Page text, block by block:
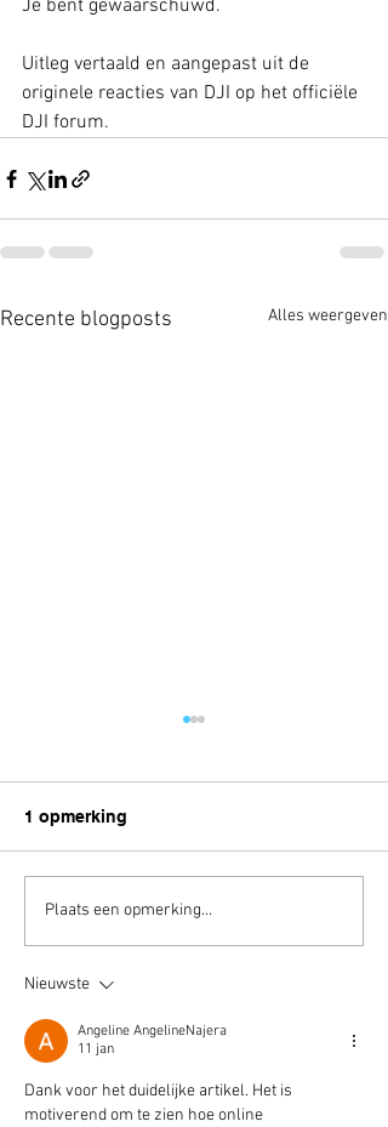
Je bent gewaarschuwd.
Uitleg vertaald en aangepast uit de
originele reacties van DJI op het officiële
DJI forum.
Recente blogposts Alles weergeven
DJI AIR 3S
1 opmerking
Plaats een opmerking...
Nieuwste
Angeline AngelineNajera
11 jan
Dank voor het duidelijke artikel. Het is
motiverend om te zien hoe online